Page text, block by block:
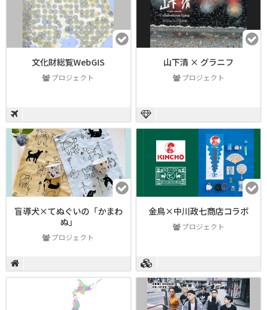
文化財総覧WebGIS
プロジェクト
山下清 × グラニフ
プロジェクト
盲導犬×てぬぐいの「かまわ
ぬ」
プロジェクト
金鳥×中川政七商店コラボ
プロジェクト